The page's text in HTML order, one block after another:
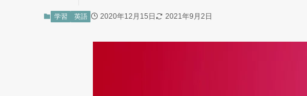
学習 英語 2020年12月15日 2021年9月2日